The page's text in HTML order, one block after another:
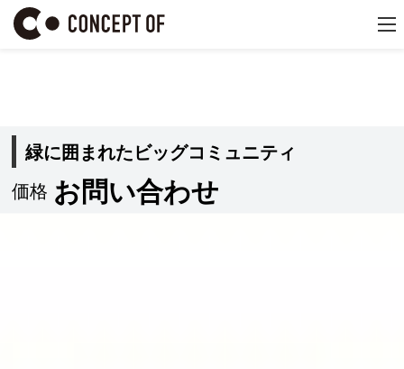
緑に囲まれたビッグコミュニティ
価格 お問い合わせ